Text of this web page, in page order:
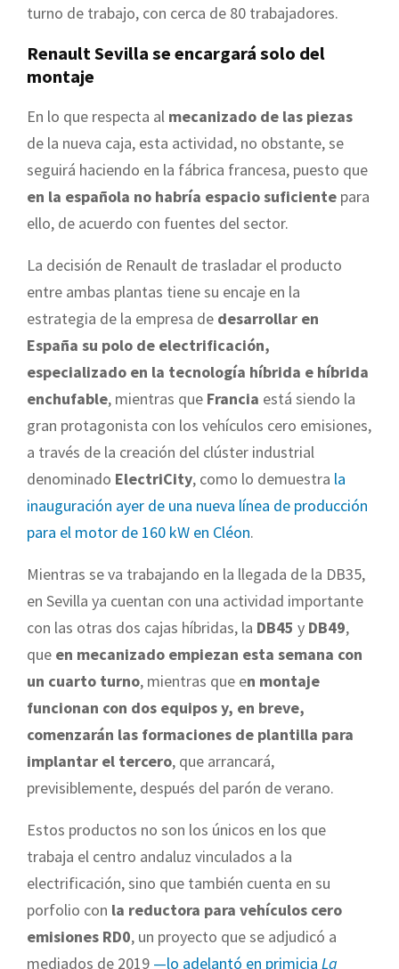
turno de trabajo, con cerca de 80 trabajadores.
Renault Sevilla se encargará solo del
montaje
En lo que respecta al mecanizado de las piezas
de la nueva caja, esta actividad, no obstante, se
seguirá haciendo en la fábrica francesa, puesto que
en la española no habría espacio suficiente para
ello, de acuerdo con fuentes del sector.
La decisión de Renault de trasladar el producto
entre ambas plantas tiene su encaje en la
estrategia de la empresa de desarrollar en
España su polo de electrificación,
especializado en la tecnología híbrida e híbrida
enchufable, mientras que Francia está siendo la
gran protagonista con los vehículos cero emisiones,
a través de la creación del clúster industrial
denominado ElectriCity, como lo demuestra la
inauguración ayer de una nueva línea de producción
para el motor de 160 kW en Cléon.
Mientras se va trabajando en la llegada de la DB35,
en Sevilla ya cuentan con una actividad importante
con las otras dos cajas híbridas, la DB45 y DB49,
que en mecanizado empiezan esta semana con
un cuarto turno, mientras que en montaje
funcionan con dos equipos y, en breve,
comenzarán las formaciones de plantilla para
implantar el tercero, que arrancará,
previsiblemente, después del parón de verano.
Estos productos no son los únicos en los que
trabaja el centro andaluz vinculados a la
electrificación, sino que también cuenta en su
porfolio con la reductora para vehículos cero
emisiones RD0, un proyecto que se adjudicó a
mediados de 2019 —lo adelantó en primicia La